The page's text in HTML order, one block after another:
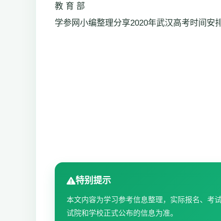
教 育 部
学参网小编整理分享2020年武汉高考时间安
特别提示
本文内容为学习参考信息整理，实际报名、考
试院和学校正式公布的信息为准。